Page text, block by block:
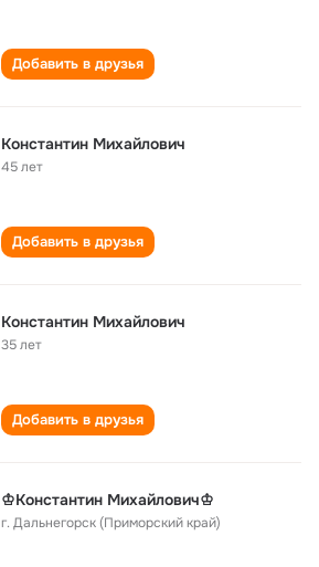
Добавить в друзья
Константин Михайлович
45 лет
Добавить в друзья
Константин Михайлович
35 лет
Добавить в друзья
♔Константин Михайлович♔
г. Дальнегорск (Приморский край)